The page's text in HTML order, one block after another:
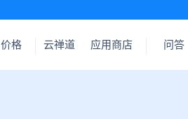
价格 云禅道 应用商店 问答